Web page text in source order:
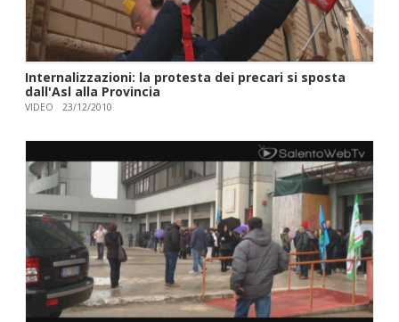
Internalizzazioni: la protesta dei precari si sposta
dall'Asl alla Provincia
VIDEO 23/12/2010